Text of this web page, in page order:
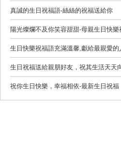
真誠的生日祝福語-絲絲的祝福送給你
陽光燦爛不及你笑容甜甜-母親生日快樂
生日快樂祝福語充滿溫馨,獻給最親愛的
生日祝福送給親朋好友，祝其生活天天
祝你生日快樂，幸福相依-最新生日祝福